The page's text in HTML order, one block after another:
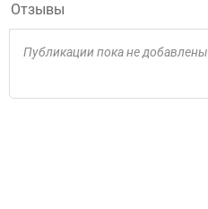
Отзывы
Публикации пока не добавлены